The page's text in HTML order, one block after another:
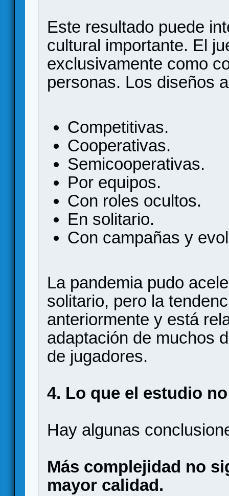
Este resultado puede
cultural importante. El
exclusivamente como
personas. Los diseños
Competitivas.
Cooperativas.
Semicooperativas.
Por equipos.
Con roles ocultos.
En solitario.
Con campañas y
La pandemia pudo
solitario, pero la
anteriormente y está
adaptación de muchos
de jugadores.
4. Lo que el estudio
Hay algunas
Más complejidad no
mayor calidad.